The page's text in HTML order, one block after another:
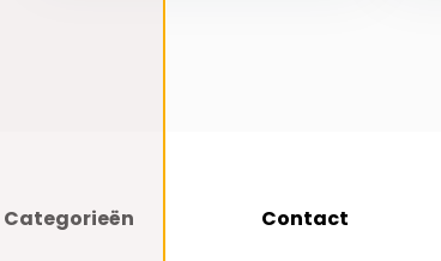
Categorieën Contact